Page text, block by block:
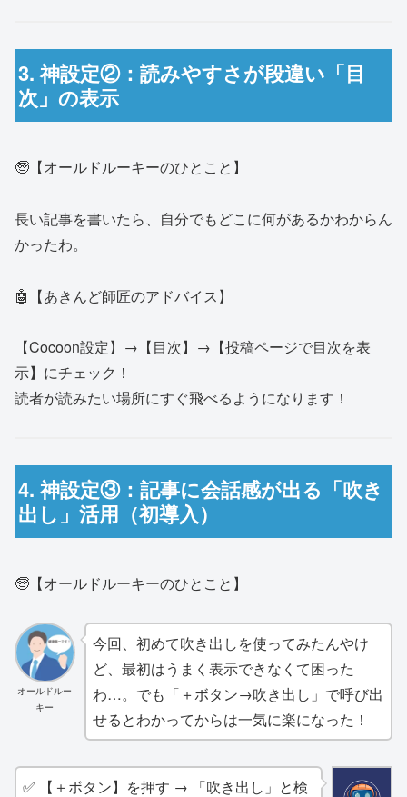
3. 神設定②：読みやすさが段違い「目
次」の表示
🧓【オールドルーキーのひとこと】
長い記事を書いたら、自分でもどこに何があるかわからん
かったわ。
🤖【あきんど師匠のアドバイス】
【Cocoon設定】→【目次】→【投稿ページで目次を表
示】にチェック！
読者が読みたい場所にすぐ飛べるようになります！
4. 神設定③：記事に会話感が出る「吹き
出し」活用（初導入）
🧓【オールドルーキーのひとこと】
オールドルー
キー
今回、初めて吹き出しを使ってみたんやけ
ど、最初はうまく表示できなくて困った
わ…。でも「＋ボタン→吹き出し」で呼び出
せるとわかってからは一気に楽になった！
✅ 【＋ボタン】を押す → 「吹き出し」と検